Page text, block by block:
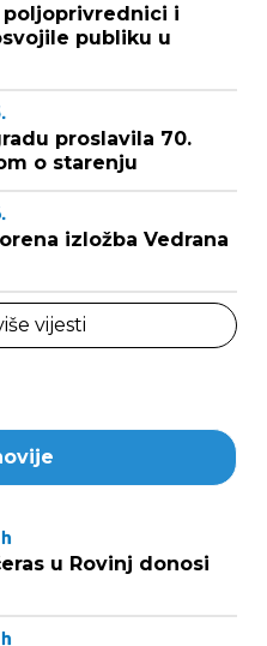
poljoprivrednici i
publiku u
proslavila 70.
o starenju
izložba Vedrana
vijesti
h
u Rovinj donosi
h